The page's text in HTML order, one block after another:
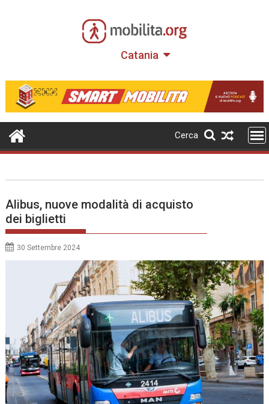
Catania
Cerca
Alibus, nuove modalità di acquisto
dei biglietti
30 Settembre 2024